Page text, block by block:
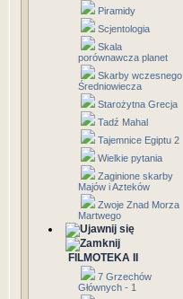
Piramidy
Scjentologia
Skala
porównawcza planet
Skarby wczesnego
Średniowiecza
Starożytna Grecja
Tadź Mahal
Tajemnice Egiptu 2
Wielkie pytania
Zaginione skarby
Majów i Azteków
Zwoje Znad Morza
Martwego
FILMOTEKA II
7 Grzechów
Głównych - 1